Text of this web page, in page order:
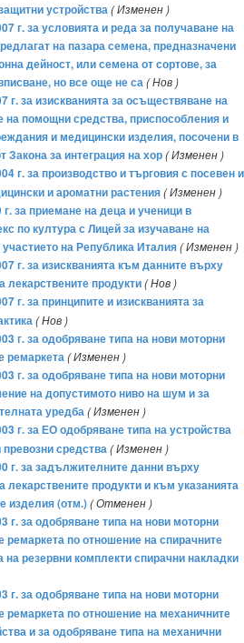
устройства( Изменен )
г. за условията и реда за получаване на
на пазара семена, предназначени
дейност, или семена от сортове, за
но все още не са( Нов )
г. за изискванията за осъществяване на
на помощни средства, приспособления и
и медицински изделия, посочени в
Закона за интеграция на хор( Изменен )
г. за производство и търговия с посевен и
и ароматни растения( Изменен )
за приемане на деца и ученици в
по култура с Лицей за изучаване на
на Република Италия( Изменен )
г. за изискванията към данните върху
лекарствените продукти( Нов )
г. за принципите и изискванията за
( Нов )
г. за одобряване типа на нови моторни
ремаркета( Изменен )
г. за одобряване типа на нови моторни
на допустимото ниво на шум и за
уредба( Изменен )
г. за ЕО одобряване типа на устройства
превозни средства( Изменен )
г. за задължителните данни върху
лекарствените продукти и към указанията
изделия (отм.)( Отменен )
г. за одобряване типа на нови моторни
ремаркета по отношение на спирачните
на резервни комплекти спирачни накладки
г. за одобряване типа на нови моторни
ремаркета по отношение на механичните
и за одобряване типа на механични